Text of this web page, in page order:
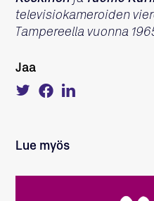
televisiokameroiden
Tampereella vuonna
Jaa
Tweet
about
Share
on
Lue myös